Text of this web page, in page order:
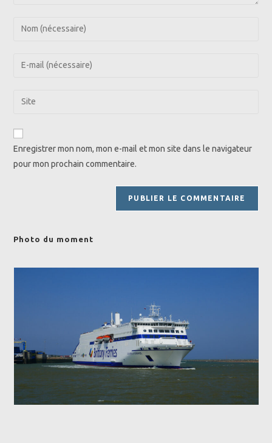
Enter
Enter
address
comment
Saisir
de
Enregistrer mon nom, mon e-mail et mon site dans le navigateur
pour mon prochain commentaire.
Photo du moment